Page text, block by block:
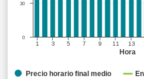
Hora
1 3 5 7 9 11 13
0
30
Precio horario final medio